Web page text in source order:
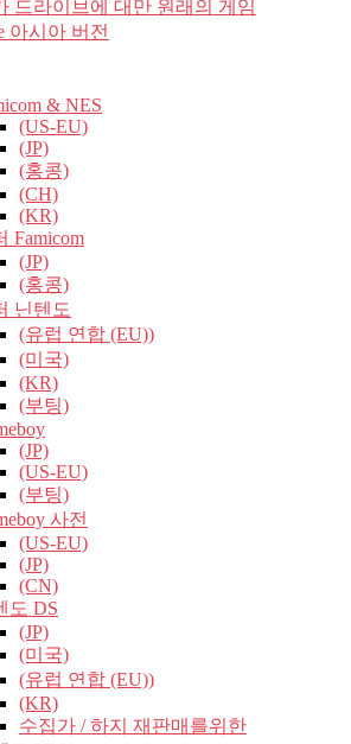
드라이브에 대만 원래의 게임
아시아 버전
& NES
(US-EU)
(JP)
(홍콩)
(CH)
(KR)
Famicom
(JP)
(홍콩)
닌텐도
(유럽​​ 연합 (EU))
(미국)
(KR)
(부팅)
(JP)
(US-EU)
(부팅)
사전
(US-EU)
(JP)
(CN)
도 DS
(JP)
(미국)
(유럽​​ 연합 (EU))
(KR)
수집가 / 하지 재판매를위한